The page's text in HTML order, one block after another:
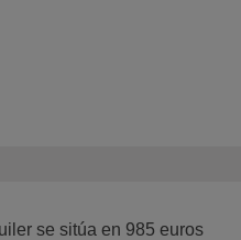
se sitúa en 985 euros